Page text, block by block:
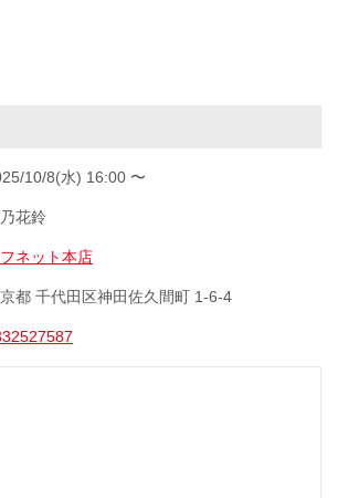
10/8(水) 16:00 〜
花鈴
ネット本店
都 千代田区神田佐久間町 1-6-4